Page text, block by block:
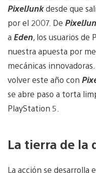
PixelJunkdesde que
por el 2007. De
a Eden, los usuarios de
nuestra apuesta por
mecánicas
volver este año con
se abre paso a torta
PlayStation 5.
La tierra de la
La acción se